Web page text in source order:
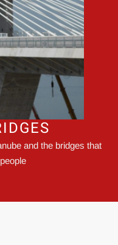
and the bridges that